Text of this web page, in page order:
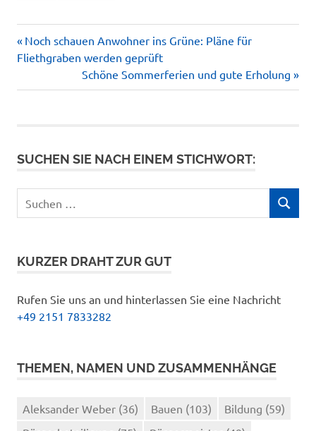
Beitragsnavigation
Vorheriger
Beitrag:
Noch schauen Anwohner ins Grüne: Pläne für
Fliethgraben werden geprüft
Nächster
Beitrag:
Schöne Sommerferien und gute Erholung
SUCHEN SIE NACH EINEM STICHWORT:
nach:
SUCHEN
KURZER DRAHT ZUR GUT
Rufen Sie uns an und hinterlassen Sie eine Nachricht
+49 2151 7833282
THEMEN, NAMEN UND ZUSAMMENHÄNGE
Aleksander Weber (36) Bauen (103) Bildung (59)